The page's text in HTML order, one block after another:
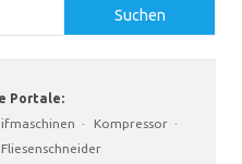
Suchen
Portale:
· Kompressor ·
Fliesenschneider